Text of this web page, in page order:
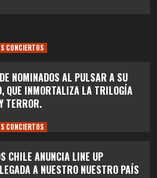
CONCIERTOS
NOMINADOS AL PULSAR A SU
QUE INMORTALIZA LA TRILOGÍA
TERROR.
CONCIERTOS
CHILE ANUNCIA LINE UP
A NUESTRO NUESTRO PAÍS